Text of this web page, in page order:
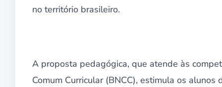
no território brasileiro.
A proposta pedagógica, que atende às
Comum Curricular (BNCC), estimula os